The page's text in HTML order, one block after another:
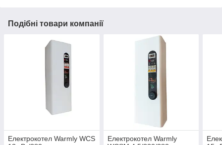
Подібні товари компанії
Електрокотел Warmly WCS
Електрокотел Warmly